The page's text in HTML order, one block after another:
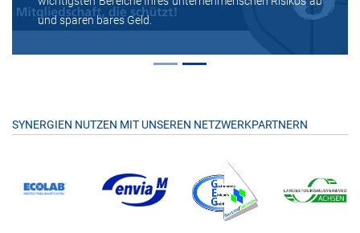
und sparen bares Geld.
SYNERGIEN NUTZEN MIT UNSEREN NETZWERKPARTNERN